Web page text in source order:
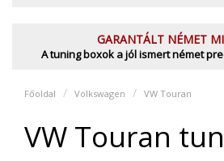
GARANTÁLT NÉMET
A tuning boxok a jól ismert német
Főoldal Volkswagen VW Touran
VW Touran